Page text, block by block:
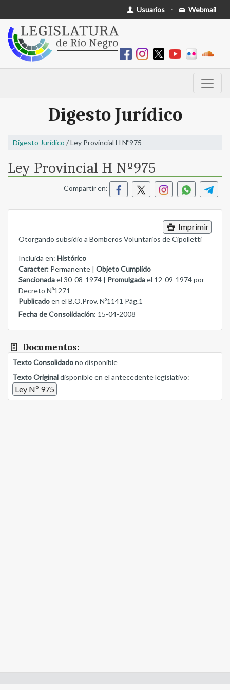
Usuarios - Webmail
Digesto Jurídico
Digesto Jurídico / Ley Provincial H Nº975
Ley Provincial H Nº975
Compartir en:
Imprimir
Otorgando subsidio a Bomberos Voluntarios de Cipolletti
Incluida en: Histórico
Caracter: Permanente | Objeto Cumplido
Sancionadael 30-08-1974 | Promulgadael 12-09-1974 por
Decreto Nº1271
Publicadoen el B.O.Prov. Nº1141 Pág.1
Fecha de Consolidación: 15-04-2008
Documentos:
Texto Consolidadono disponible
Texto Originaldisponible en el antecedente legislativo:
Ley Nº 975